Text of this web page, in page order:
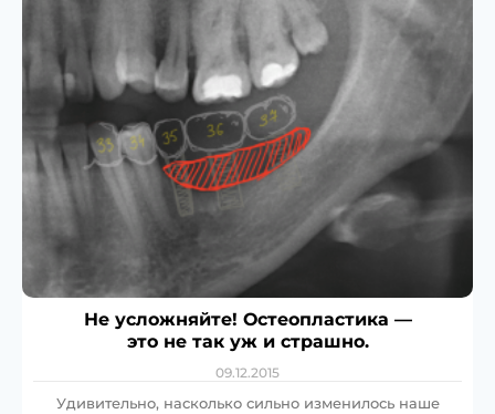
Не усложняйте! Остеопластика —
это не так уж и страшно.
09.12.2015
Удивительно, насколько сильно изменилось наше